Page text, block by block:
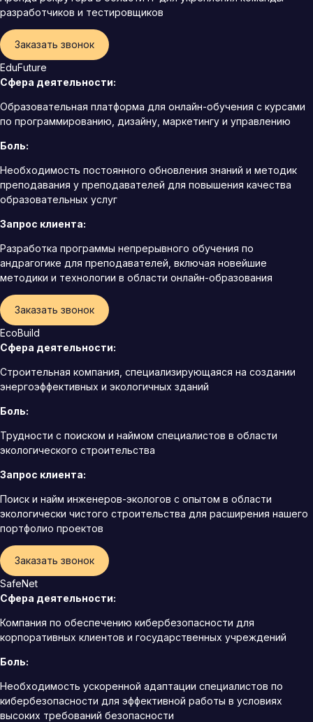
разработчиков и тестировщиков
Заказать звонок
EduFuture
Сфера деятельности:
Образовательная платформа для онлайн-обучения с курсами
по программированию, дизайну, маркетингу и управлению
Боль:
Необходимость постоянного обновления знаний и методик
преподавания у преподавателей для повышения качества
образовательных услуг
Запрос клиента:
Разработка программы непрерывного обучения по
андрагогике для преподавателей, включая новейшие
методики и технологии в области онлайн-образования
Заказать звонок
EcoBuild
Сфера деятельности:
Строительная компания, специализирующаяся на создании
энергоэффективных и экологичных зданий
Боль:
Трудности с поиском и наймом специалистов в области
экологического строительства
Запрос клиента:
Поиск и найм инженеров-экологов с опытом в области
экологически чистого строительства для расширения нашего
портфолио проектов
Заказать звонок
SafeNet
Сфера деятельности:
Компания по обеспечению кибербезопасности для
корпоративных клиентов и государственных учреждений
Боль:
Необходимость ускоренной адаптации специалистов по
кибербезопасности для эффективной работы в условиях
высоких требований безопасности